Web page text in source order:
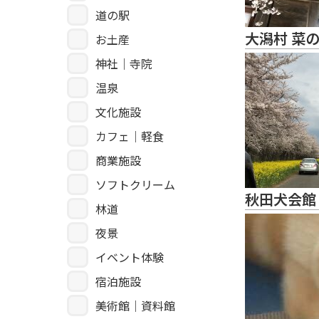
道の駅
お土産
神社｜寺院
温泉
文化施設
カフェ｜軽食
商業施設
ソフトクリーム
林道
夜景
イベント体験
宿泊施設
美術館｜資料館
大潟村 菜
秋田犬会館